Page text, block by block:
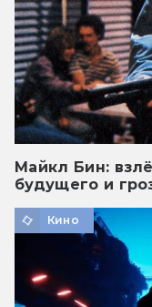
Майкл Бин:
будущего и
Кино